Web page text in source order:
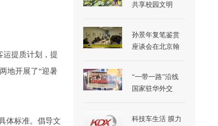
运提质计划，提
地开展了“迎暑
体标准。倡导文
共享校园文明
孙景年复笔鉴赏
座谈会在北京翰
“一带一路”沿线
国家驻华外交
科技车生活 膜力